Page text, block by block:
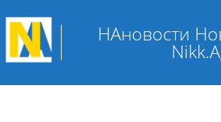
НАновости